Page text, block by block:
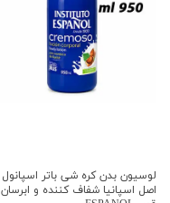
لوسیون بدن کره شی باتر اسپانول
اصل اسپانیا شفاف کننده و ابرسان